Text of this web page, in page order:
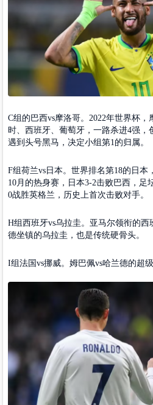
C组的巴西vs摩洛哥。2022年世界杯，
时、西班牙、葡萄牙，一路杀进4强
遇到头号黑马，决定小组第1的归属。
F组荷兰vs日本。世界排名第18的日
10月的热身赛，日本3-2击败巴西，足
0战胜英格兰，历史上首次击败对手。
H组西班牙vs乌拉圭。亚马尔领衔的
德坐镇的乌拉圭，也是传统硬骨头。
I组法国vs挪威。姆巴佩vs哈兰德的超